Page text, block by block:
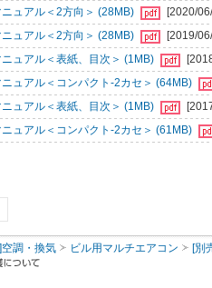
ュアル＜2方向＞ (28MB)
[2020/
ュアル＜2方向＞ (28MB)
[2019/
ュアル＜表紙、目次＞ (1MB)
ュアル＜コンパクト-2カセ＞ (64MB)
ュアル＜表紙、目次＞ (1MB)
ュアル＜コンパクト-2カセ＞ (61MB)
空調・換気 ビル用マルチエアコン [別